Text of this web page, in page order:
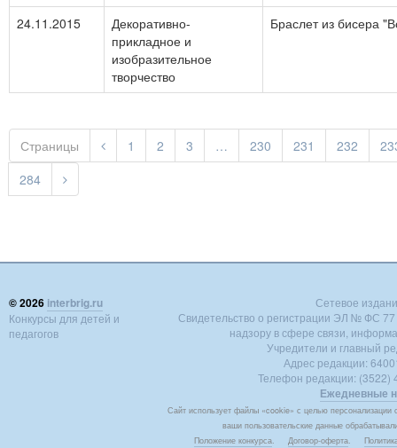
24.11.2015
Декоративно-
прикладное и
изобразительное
творчество
Браслет из бисера
Страницы 1 2 3 … 230 231 232
284
© 2026 interbrig.ru
Конкурсы для детей и
педагогов
Сетевое
Свидетельство о регистрации ЭЛ № ФС
надзору в сфере связи,
Учредители и главный
Адрес редакции:
Телефон редакции: (3522)
Ежедневные
Сайт использует файлы «cookie» с целью
ваши пользовательские данные
Положение конкурса. Договор-оферта.